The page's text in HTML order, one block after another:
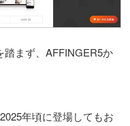
まず、AFFINGER5か
年頃に登場してもお